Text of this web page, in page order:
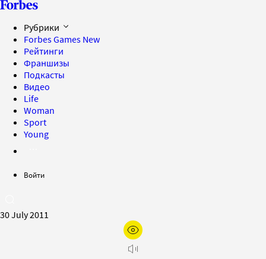
Рубрики
Forbes Games New
Рейтинги
Франшизы
Подкасты
Видео
Life
Woman
Sport
Young
Войти
30 July 2011